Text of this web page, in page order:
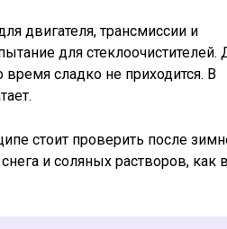
двигателя, трансмиссии и
для стеклоочистителей.
сладко не приходится. В
стоит проверить после
и соляных растворов, как в